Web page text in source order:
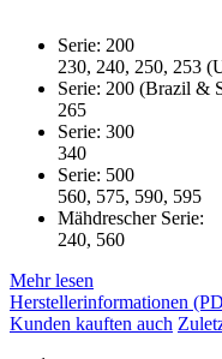
Serie: 200
230, 240, 250, 253
Serie: 200
265
Serie: 300
340
Serie: 500
560, 575, 590, 595
Mähdrescher
240, 560
Mehr lesen
Herstellerinformationen
Kunden kauften auch